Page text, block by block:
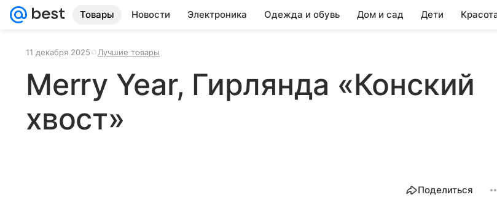
Товары Новости Электроника Одежда и обувь Дом и сад Дети
11 декабря 2025 Лучшие товары
Merry Year, Гирлянда «Конский
хвост»
Поделиться